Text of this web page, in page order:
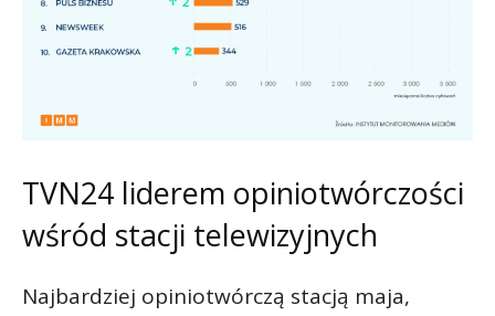
TVN24 liderem opiniotwórczości
wśród stacji telewizyjnych
Najbardziej opiniotwórczą stacją maja,